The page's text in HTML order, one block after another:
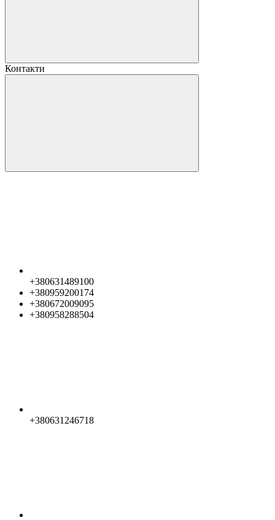
Контакти
+380631489100
+380959200174
+380672009095
+380958288504
+380631246718